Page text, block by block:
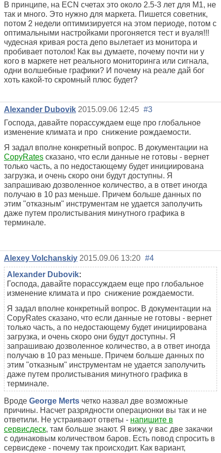
В принципе, на ECN счетах это около 2.5-3 лет для М1, не
так и много. Это нужно для маркета. Пишется советник,
потом 2 недели оптимизируется на этом периоде, потом с
оптимальными настройками прогоняется тест и вуаля!!!
чудесная кривая роста депо вылетает из монитора и
пробивает потолок! Как вы думаете, почему почти ни у
кого в маркете нет реального мониторинга или сигнала,
одни волшебные графики? И почему на реале дай бог
хоть какой-то скромный плюс будет?
Alexander Dubovik 2015.09.06 12:45 #3
Господа, давайте порассуждаем еще про глобальное
изменение климата и про снижение рождаемости.
Я задал вполне конкретный вопрос. В документации на
CopyRates сказано, что если данные не готовы - вернет
только часть, а по недостающему будет инициирована
загрузка, и очень скоро они будут доступны. Я
запрашиваю дозволенное количество, а в ответ иногда
получаю в 10 раз меньше. Причем больше данных по
этим "отказным" инструментам не удается заполучить
даже путем пролистывания минутного графика в
терминале.
Alexey Volchanskiy 2015.09.06 13:20 #4
Alexander Dubovik:
Господа, давайте порассуждаем еще про глобальное
изменение климата и про снижение рождаемости.
Я задал вполне конкретный вопрос. В документации на
CopyRates сказано, что если данные не готовы - вернет
только часть, а по недостающему будет инициирована
загрузка, и очень скоро они будут доступны. Я
запрашиваю дозволенное количество, а в ответ иногда
получаю в 10 раз меньше. Причем больше данных по
этим "отказным" инструментам не удается заполучить
даже путем пролистывания минутного графика в
терминале.
Вроде George Merts четко назвал две возможные
причины. Насчет разрядности операционки вы так и не
ответили. Не устраивают ответы - напишите в
сервисдеск, там больше знают. Я вижу, у вас две закачки
с одинаковым количеством баров. Есть повод спросить в
сервисдеке - почему так происходит. Как вариант,